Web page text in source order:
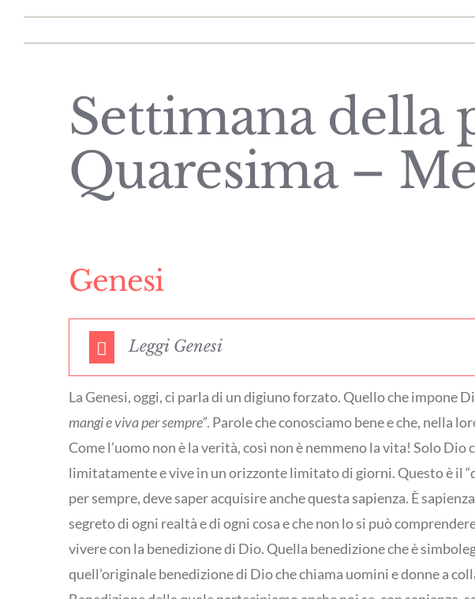
Settimana della
Quaresima –
Genesi
Leggi Genesi
La Genesi, oggi, ci parla di un digiuno forzato. Quello che impone
mangi e viva per sempre”. Parole che conosciamo bene e che, nella
Come l’uomo non è la verità, così non è nemmeno la vita! Solo
limitatamente e vive in un orizzonte limitato di giorni. Questo è il
per sempre, deve saper acquisire anche questa sapienza. È
segreto di ogni realtà e di ogni cosa e che non lo si può
vivere con la benedizione di Dio. Quella benedizione che è
quell’originale benedizione di Dio che chiama uomini e donne a